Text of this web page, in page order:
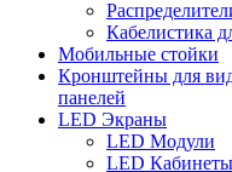
Кабелистика
Мобильные стойки
Кронштейны для
панелей
LED Экраны
LED Модули
LED Кабинеты